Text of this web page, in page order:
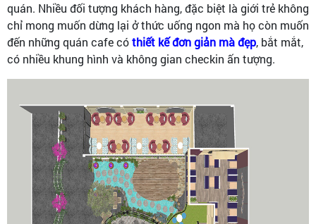
quán. Nhiều đối tượng khách hàng, đặc biệt là giới trẻ không
chỉ mong muốn dừng lại ở thức uống ngon mà họ còn muốn
đến những quán cafe cóthiết kế đơn giản mà đẹp, bắt mắt,
có nhiều khung hình và không gian checkin ấn tượng.